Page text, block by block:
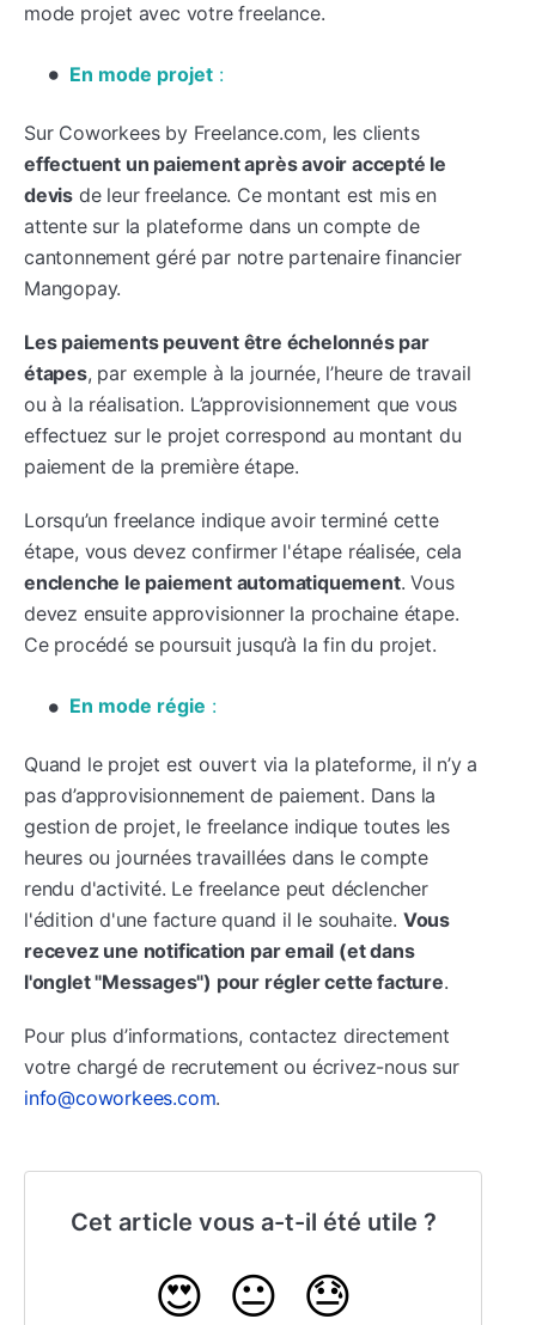
mode projet avec votre freelance.
En mode projet :
Sur Coworkees by Freelance.com, les clients
effectuent un paiement après avoir accepté le
devis de leur freelance. Ce montant est mis en
attente sur la plateforme dans un compte de
cantonnement géré par notre partenaire financier
Mangopay.
Les paiements peuvent être échelonnés par
étapes, par exemple à la journée, l’heure de travail
ou à la réalisation. L’approvisionnement que vous
effectuez sur le projet correspond au montant du
paiement de la première étape.
Lorsqu’un freelance indique avoir terminé cette
étape, vous devez confirmer l'étape réalisée, cela
enclenche le paiement automatiquement. Vous
devez ensuite approvisionner la prochaine étape.
Ce procédé se poursuit jusqu’à la fin du projet.
En mode régie :
Quand le projet est ouvert via la plateforme, il n’y a
pas d’approvisionnement de paiement. Dans la
gestion de projet, le freelance indique toutes les
heures ou journées travaillées dans le compte
rendu d'activité. Le freelance peut déclencher
l'édition d'une facture quand il le souhaite. Vous
recevez une notification par email (et dans
l'onglet "Messages") pour régler cette facture.
Pour plus d’informations, contactez directement
votre chargé de recrutement ou écrivez-nous sur
info@coworkees.com.
Cet article vous a-t-il été utile ?
😍 😐 😓